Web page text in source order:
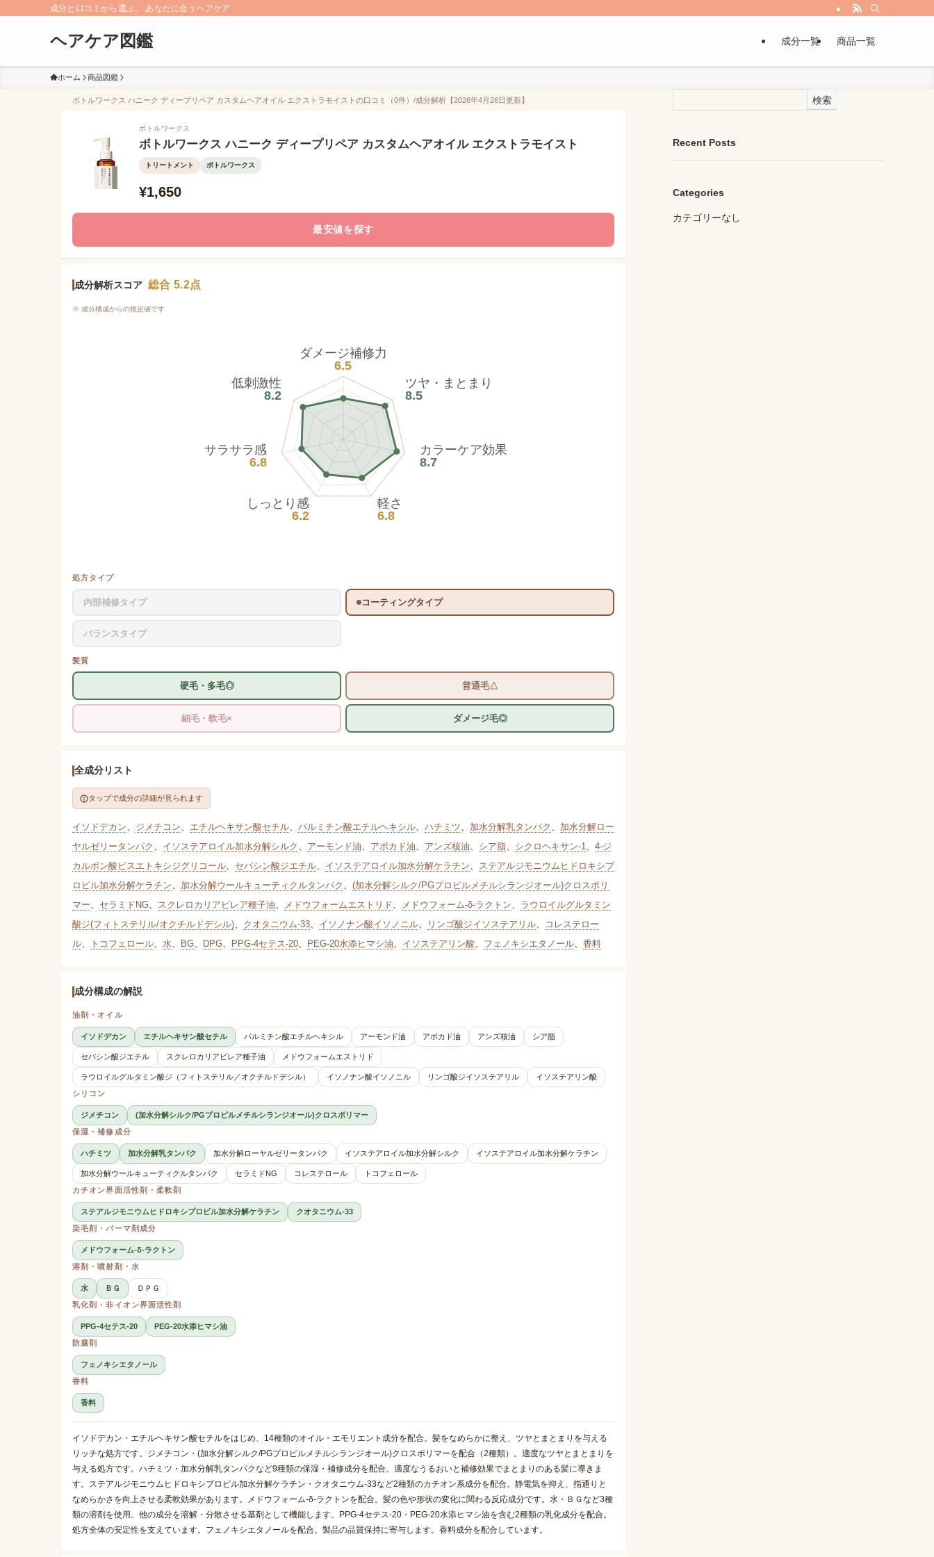
成分と口コミから選ぶ、 あなたに合うヘアケア
ヘアケア図鑑 成分一覧 商品一覧
ホーム 商品図鑑
ボトルワークス ハニーク ディープリペア カスタムヘアオイル エクストラモイストの口コミ（0件）/成分解析【2026年4月26日更新】
ボトルワークス
ボトルワークス ハニーク ディープリペア カスタムヘアオイル エクストラモイスト
トリートメント ボトルワークス
¥1,650
最安値を探す
成分解析スコア 総合 5.2点
※ 成分構成からの推定値です
ダメージ補修力
6.5
ツヤ・まとまり
8.5
カラーケア効果
8.7
軽さ
6.8
しっとり感
6.2
サラサラ感
6.8
低刺激性
8.2
処方タイプ
内部補修タイプ コーティングタイプ
バランスタイプ
髪質
硬毛・多毛◎ 普通毛△
細毛・軟毛× ダメージ毛◎
全成分リスト
タップで成分の詳細が見られます
イソドデカン、 ジメチコン、 エチルヘキサン酸セチル、 パルミチン酸エチルヘキシル、 ハチミツ、 加水分解乳タンパク 、 加水分解ロー
ヤルゼリータンパク 、 イソステアロイル加水分解シルク 、 アーモンド油、 アボカド油、 アンズ核油、 シア脂、 シクロヘキサン-1、 4-ジ
カルボン酸ビスエトキシジグリコール、 セバシン酸ジエチル、 イソステアロイル加水分解ケラチン、 ステアルジモニウムヒドロキシプ
ロピル加水分解ケラチン、 加水分解ウールキューティクルタンパク 、 (加水分解シルク/PGプロピルメチルシランジオール)クロスポリ
マー、 セラミドNG、 スクレロカリアビレア種子油、 メドウフォームエストリド、 メドウフォーム-δ-ラクトン、 ラウロイルグルタミン
酸ジ(フィトステリル/オクチルドデシル)、 クオタニウム-33、 イソノナン酸イソノニル、 リンゴ酸ジイソステアリル、
コレステロー
ル、 トコフェロール、 水、 BG、 DPG、 PPG-4セテス-20、 PEG-20水添ヒマシ油、 イソステアリン酸、 フェノキシエタノール、 香料
成分構成の解説
油剤・オイル
イソドデカン エチルヘキサン酸セチル パルミチン酸エチルヘキシル アーモンド油 アボカド油 アンズ核油 シア脂
セバシン酸ジエチル スクレロカリアビレア種子油 メドウフォームエストリド
ラウロイルグルタミン酸ジ（フィトステリル／オクチルドデシル） イソノナン酸イソノニル リンゴ酸ジイソステアリル
イソステアリン酸
シリコン
ジメチコン
(加水分解シルク/PGプロピルメチルシランジオール)クロスポリマー
保湿・補修成分
ハチミツ 加水分解乳タンパク 加水分解ローヤルゼリータンパク イソステアロイル加水分解シルク イソステアロイル加水分解ケラチン
加水分解ウールキューティクルタンパク セラミドNG コレステロール
トコフェロール
カチオン界面活性剤・柔軟剤
ステアルジモニウムヒドロキシプロピル加水分解ケラチン
クオタニウム-33
染毛剤・パーマ剤成分
メドウフォーム-δ-ラクトン
溶剤・噴射剤・水
水 ＢＧ
ＤＰＧ
乳化剤・非イオン界面活性剤
PPG-4セテス-20
PEG-20水添ヒマシ油
防腐剤
フェノキシエタノール
香料
香料
イソドデカン・エチルヘキサン酸セチルをはじめ、14種類のオイル・エモリエント成分を配合。髪をなめらかに整え、ツヤとまとまりを与える
リッチな処方です。ジメチコン・(加水分解シルク/PGプロピルメチルシランジオール)クロスポリマーを配合（2種類）。適度なツヤとまとまりを
与える処方です。ハチミツ・加水分解乳タンパクなど9種類の保湿・補修成分を配合。適度なうるおいと補修効果でまとまりのある髪に導きま
す。ステアルジモニウムヒドロキシプロピル加水分解ケラチン・クオタニウム-33など2種類のカチオン系成分を配合。静電気を抑え、指通りと
なめらかさを向上させる柔軟効果があります。メドウフォーム-δ-ラクトンを配合。髪の色や形状の変化に関わる反応成分です。水・ＢＧなど3種
類の溶剤を使用。他の成分を溶解・分散させる基剤として機能します。PPG-4セテス-20・PEG-20水添ヒマシ油を含む2種類の乳化成分を配合。
処方全体の安定性を支えています。フェノキシエタノールを配合。製品の品質保持に寄与します。香料成分を配合しています。
検索
Recent Posts
Categories
カテゴリーなし